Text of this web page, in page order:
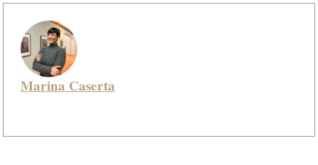
Marina Caserta